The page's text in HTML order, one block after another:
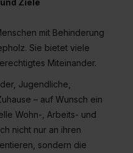
auch später noch im
erteilen. Willst du nur
zulassen, triff deine
Platzierung von Cookies
und „Social
die Einwilligung
die USA (Art. 49 Abs. 1
über kein
Ziele
mit Behinderung
Sie bietet viele
Miteinander.
Jugendliche,
– auf Wunsch ein
Wohn-, Arbeits- und
nicht nur an ihren
sondern die